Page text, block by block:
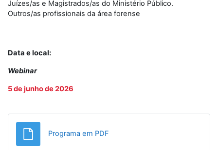
Juízes/as e Magistrados/as do Ministério Público.
Outros/as profissionais da área forense
Data e local:
Webinar
5 de junho de 2026
Programa em PDF